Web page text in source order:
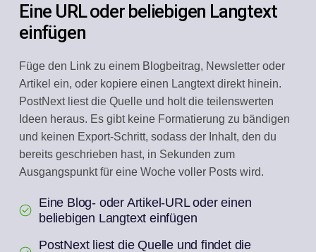
Eine URL oder beliebigen Langtext
einfügen
Füge den Link zu einem Blogbeitrag, Newsletter oder
Artikel ein, oder kopiere einen Langtext direkt hinein.
PostNext liest die Quelle und holt die teilenswerten
Ideen heraus. Es gibt keine Formatierung zu bändigen
und keinen Export-Schritt, sodass der Inhalt, den du
bereits geschrieben hast, in Sekunden zum
Ausgangspunkt für eine Woche voller Posts wird.
Eine Blog- oder Artikel-URL oder einen
beliebigen Langtext einfügen
PostNext liest die Quelle und findet die